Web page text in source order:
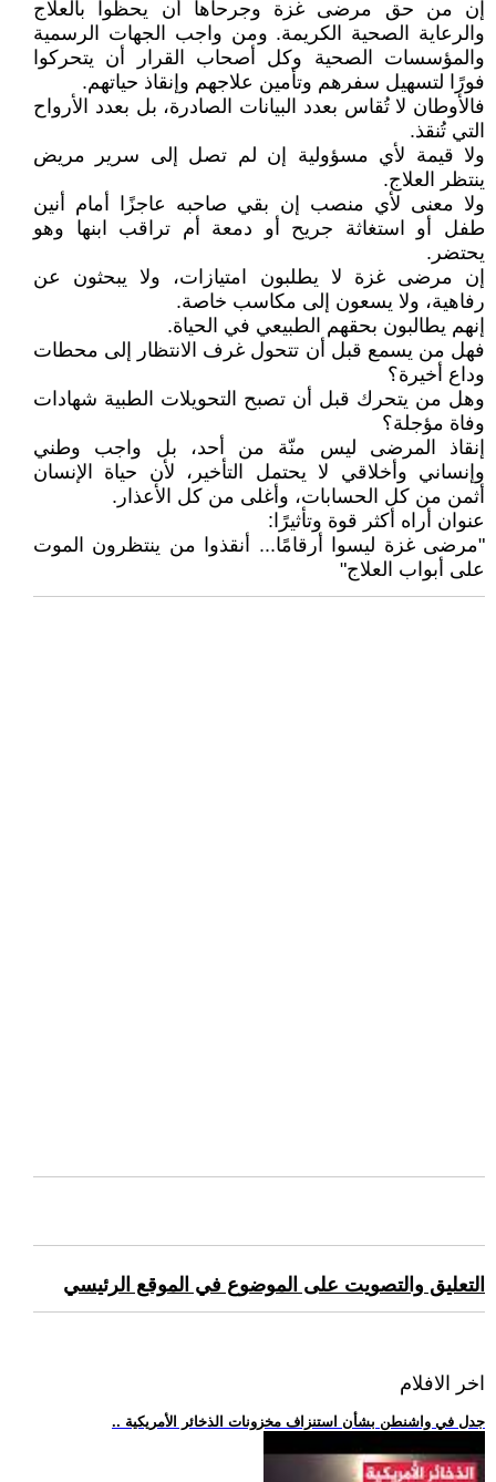
إن من حق مرضى غزة وجرحاها أن يحظوا بالعلاج
والرعاية الصحية الكريمة. ومن واجب الجهات الرسمية
والمؤسسات الصحية وكل أصحاب القرار أن يتحركوا
فورًا لتسهيل سفرهم وتأمين علاجهم وإنقاذ حياتهم.
فالأوطان لا تُقاس بعدد البيانات الصادرة، بل بعدد الأرواح
التي تُنقذ.
ولا قيمة لأي مسؤولية إن لم تصل إلى سرير مريض
ينتظر العلاج.
ولا معنى لأي منصب إن بقي صاحبه عاجزًا أمام أنين
طفل أو استغاثة جريح أو دمعة أم تراقب ابنها وهو
يحتضر.
إن مرضى غزة لا يطلبون امتيازات، ولا يبحثون عن
رفاهية، ولا يسعون إلى مكاسب خاصة.
إنهم يطالبون بحقهم الطبيعي في الحياة.
فهل من يسمع قبل أن تتحول غرف الانتظار إلى محطات
وداع أخيرة؟
وهل من يتحرك قبل أن تصبح التحويلات الطبية شهادات
وفاة مؤجلة؟
إنقاذ المرضى ليس منّة من أحد، بل واجب وطني
وإنساني وأخلاقي لا يحتمل التأخير، لأن حياة الإنسان
أثمن من كل الحسابات، وأغلى من كل الأعذار.
عنوان أراه أكثر قوة وتأثيرًا:
"مرضى غزة ليسوا أرقامًا... أنقذوا من ينتظرون الموت
على أبواب العلاج"
التعليق والتصويت على الموضوع في الموقع الرئيسي
اخر الافلام
.. جدل في واشنطن بشأن استنزاف مخزونات الذخائر الأمريكية